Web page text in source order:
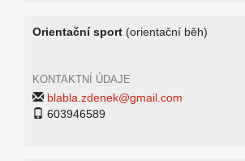
Orientační sport (orientační běh)
KONTAKTNÍ ÚDAJE
blabla.zdenek@gmail.com
603946589